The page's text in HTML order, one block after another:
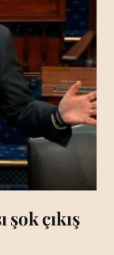
şok çıkış